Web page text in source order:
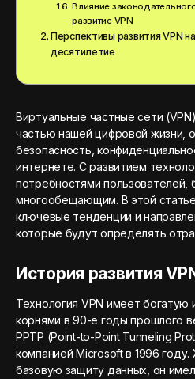
Влияние
развитие VPN
Перспективы развития VPN
десятилетие
Виртуальные частные сети
частью нашей цифровой жизни,
безопасность,
интернете. С развитием
потребностями пользователей,
многообещающим. В этой
ключевые тенденции и
которые будут определять
История развития
Технология VPN имеет
корнями в 90-е годы прошлого
PPTP (Point-to-Point Tunneling
компанией Microsoft в 1996
базовую защиту данных, он